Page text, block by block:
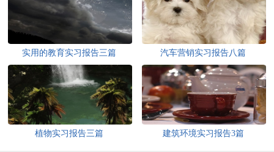
实用的教育实习报告三篇 汽车营销实习报告八篇
植物实习报告三篇 建筑环境实习报告3篇